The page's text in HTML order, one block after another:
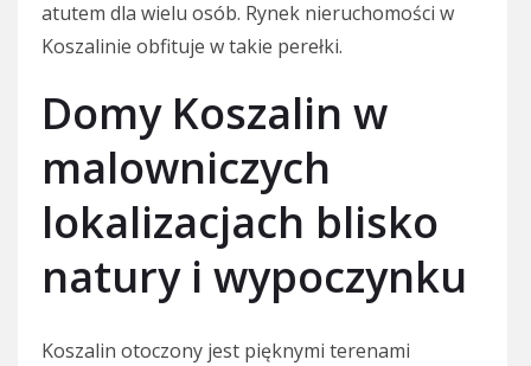
atutem dla wielu osób. Rynek nieruchomości w
Koszalinie obfituje w takie perełki.
Domy Koszalin w
malowniczych
lokalizacjach blisko
natury i wypoczynku
Koszalin otoczony jest pięknymi terenami